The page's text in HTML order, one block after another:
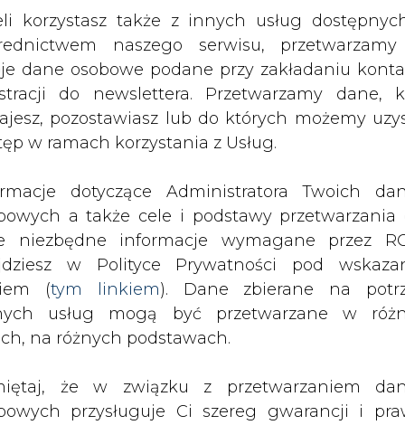
korzystasz także z innych usług
naszego serwisu,
dane osobowe podane przy zakładaniu
do newslettera. Przetwarzamy dane,
pozostawiasz lub do których możemy
w ramach korzystania z Usług.
dotyczące Administratora Twoich
a także cele i podstawy przetwarzania
niezbędne informacje wymagane przez
w Polityce Prywatności pod
(tym linkiem). Dane zbierane na
usług mogą być przetwarzane w
na różnych podstawach.
że w związku z przetwarzaniem
przysługuje Ci szereg gwarancji i
drukuj skomentuj udostępnij:
zwiększy wydobycie ropy
zamierza podwoić wydobycie
Zangane, który zapowiedział, że
do 5,7 mln baryłek.
OPEC obecne wydobycie w Iranie wynosi 3